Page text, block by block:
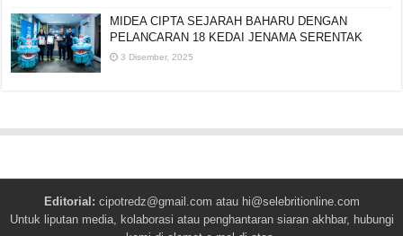
MIDEA CIPTA SEJARAH BAHARU DENGAN
PELANCARAN 18 KEDAI JENAMA SERENTAK
3 Disember, 2025
Editorial: cipotredz@gmail.com atau hi@selebritionline.com
Untuk liputan media, kolaborasi atau penghantaran siaran akhbar, hubungi